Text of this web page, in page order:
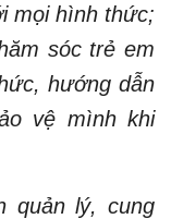
mọi hình thức;
sóc trẻ em
hướng dẫn
vệ mình khi
quản lý, cung